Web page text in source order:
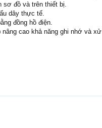
sơ đồ và trên thiết bị.
dây thực tế.
đồng hồ điện.
nâng cao khả năng ghi nhớ và